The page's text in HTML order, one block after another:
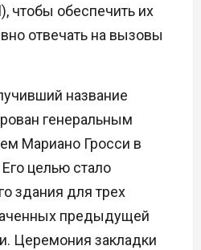
чтобы обеспечить их
отвечать на вызовы
название
генеральным
Мариано Гросси в
целью стало
здания для трех
предыдущей
Церемония закладки